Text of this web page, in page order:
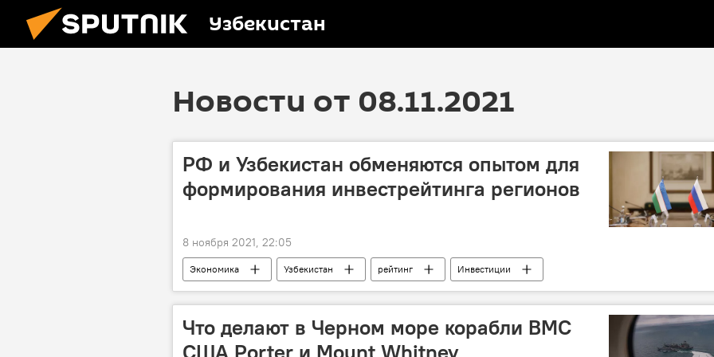
Узбекистан
Новости от 08.11.2021
РФ и Узбекистан обменяются опытом для
формирования инвестрейтинга регионов
8 ноября 2021, 22:05
Экономика Узбекистан рейтинг Инвестиции
Что делают в Черном море корабли ВМС